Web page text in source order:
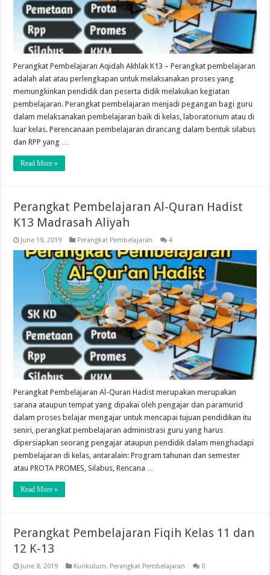
Perangkat Pembelajaran Aqidah Akhlak K13 – Perangkat pembelajaran
adalah alat atau perlengkapan untuk melaksanakan proses yang
memungkinkan pendidik dan peserta didik melakukan kegiatan
pembelajaran. Perangkat pembelajaran menjadi pegangan bagi guru
dalam melaksanakan pembelajaran baik di kelas, laboratorium atau di
luar kelas. Perencanaan pembelajaran dirancang dalam bentuk silabus
dan RPP yang …
Read More »
Perangkat Pembelajaran Al-Quran Hadist
K13 Madrasah Aliyah
June 19, 2019 Perangkat Pembelajaran 4
Perangkat Pembelajaran Al-Quran Hadist merupakan merupakan
sarana ataupun tempat yang dipakai oleh pengajar dan paramurid
dalam proses belajar mengajar untuk mencapai tujuan pendidikan itu
seniri, perangkat pembelajaran administrasi guru yang harus
dipersiapkan seorang pengajar ataupun pendidik dalam menghadapi
pembelajaran di kelas, antaralain: Program tahunan dan semester
atau PROTA PROMES, Silabus, Rencana …
Read More »
Perangkat Pembelajaran Fiqih Kelas 11 dan
12 K-13
June 8, 2019 Kurikulum, Perangkat Pembelajaran 0